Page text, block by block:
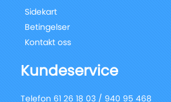
Sidekart
Betingelser
Kontakt oss
Kundeservice
Telefon 61 26 18 03 / 940 95 468